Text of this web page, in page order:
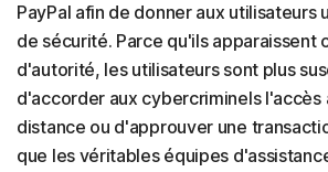
PayPal afin de donner aux utilisateurs
de sécurité. Parce qu'ils apparaissent
d'autorité, les utilisateurs sont plus
d'accorder aux cybercriminels l'accès
distance ou d'approuver une
que les véritables équipes